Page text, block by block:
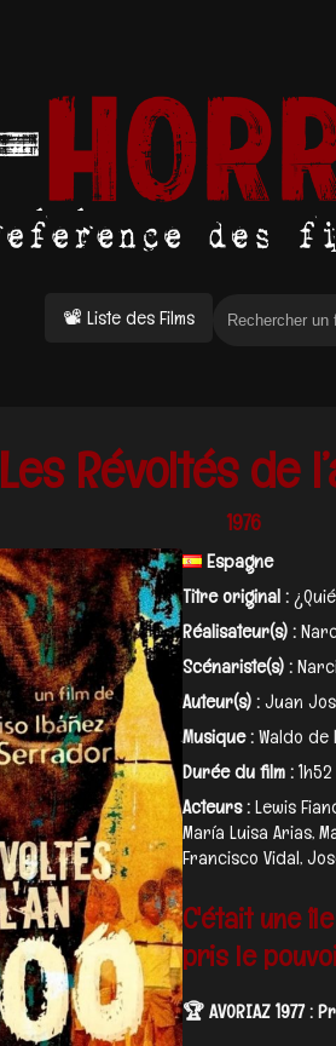
📽 Liste des Films
Les Révoltés de
1976
Espagne
Titre original :
Réalisateur(s) :
Scénariste(s) :
Auteur(s) :Juan
Musique :Waldo de
Durée du film :1h52
Acteurs :Lewis
María Luisa Arias,
Francisco Vidal,
C'était une
pris le
🏆 AVORIAZ 1977 :